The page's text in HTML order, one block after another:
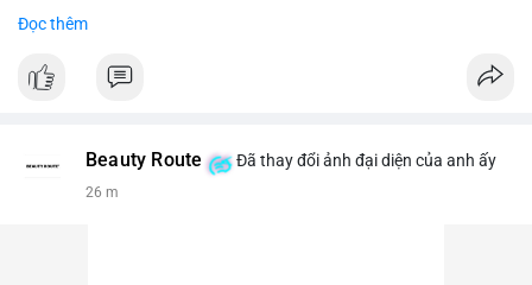
Đọc thêm
Beauty Route Đã thay đổi ảnh đại diện của anh ấy
26 m